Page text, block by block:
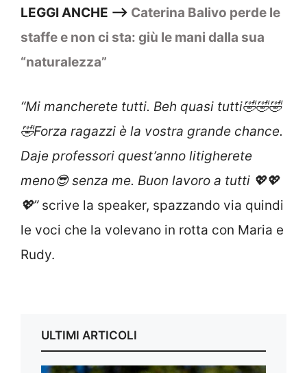
LEGGI ANCHE –> Caterina Balivo perde le
staffe e non ci sta: giù le mani dalla sua
“naturalezza”
“Mi mancherete tutti. Beh quasi tutti🤣🤣🤣
🤣Forza ragazzi è la vostra grande chance.
Daje professori quest’anno litigherete
meno😎 senza me. Buon lavoro a tutti 💖💖
💖”scrive la speaker, spazzando via quindi
le voci che la volevano in rotta con Maria e
Rudy.
ULTIMI ARTICOLI